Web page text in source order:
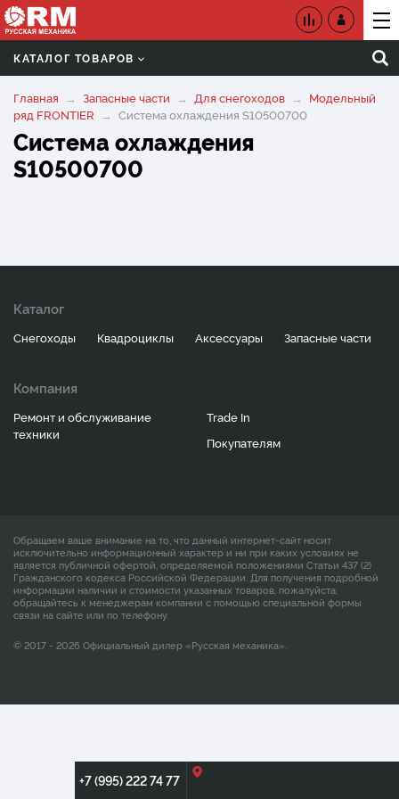
КАТАЛОГ ТОВАРОВ
Главная Запасные части Для снегоходов
Модельный
ряд FRONTIER
Система охлаждения S10500700
Система охлаждения
S10500700
Каталог
Снегоходы Квадроциклы Аксессуары Запасные части
Компания
Ремонт и обслуживание
техники
Trade In
Покупателям
+7 (995) 222 74 77
Обращаем ваше внимание на то, что данный интернет-сайт носит
исключительно информационный характер и ни при каких условиях не
является публичной офертой, определяемой положениями Статьи 437 (2)
Гражданского кодекса Российской Федерации. Для получения подробной
информации наличии и стоимости указанных товаров, пожалуйста,
обращайтесь к менеджерам компании с помощью специальной формы
связи на сайте или по телефону.
© 2017 - 2026 Официальный дилер «Русская механика».